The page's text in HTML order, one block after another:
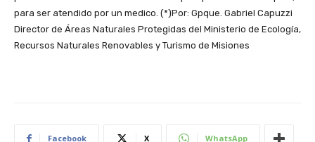
para ser atendido por un medico. (*)Por: Gpque. Gabriel Capuzzi
Director de Áreas Naturales Protegidas del Ministerio de Ecología,
Recursos Naturales Renovables y Turismo de Misiones
Facebook X WhatsApp